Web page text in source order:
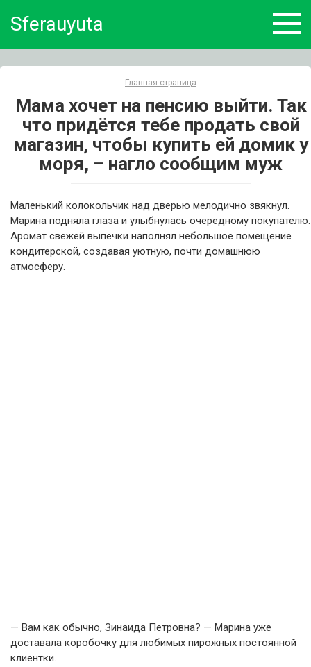
Sferauyuta
Главная страница
Мама хочет на пенсию выйти. Так
что придётся тебе продать свой
магазин, чтобы купить ей домик у
моря, – нагло сообщим муж
Маленький колокольчик над дверью мелодично звякнул.
Марина подняла глаза и улыбнулась очередному покупателю.
Аромат свежей выпечки наполнял небольшое помещение
кондитерской, создавая уютную, почти домашнюю
атмосферу.
— Вам как обычно, Зинаида Петровна? — Марина уже
доставала коробочку для любимых пирожных постоянной
клиентки.